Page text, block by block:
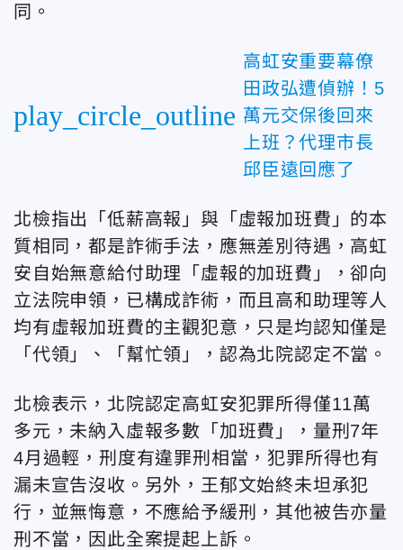
同。
play_circle_outline
高虹安重要幕僚
田政弘遭偵辦！5
萬元交保後回來
上班？代理市長
邱臣遠回應了
北檢指出「低薪高報」與「虛報加班費」的本
質相同，都是詐術手法，應無差別待遇，高虹
安自始無意給付助理「虛報的加班費」，卻向
立法院申領，已構成詐術，而且高和助理等人
均有虛報加班費的主觀犯意，只是均認知僅是
「代領」、「幫忙領」，認為北院認定不當。
北檢表示，北院認定高虹安犯罪所得僅11萬
多元，未納入虛報多數「加班費」，量刑7年
4月過輕，刑度有違罪刑相當，犯罪所得也有
漏未宣告沒收。另外，王郁文始終未坦承犯
行，並無悔意，不應給予緩刑，其他被告亦量
刑不當，因此全案提起上訴。